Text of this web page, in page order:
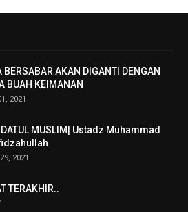
BERSABAR AKAN DIGANTI DENGAN
BUAH KEIMANAN
2021
MUSLIM| Ustadz Muhammad
2021
TERAKHIR..